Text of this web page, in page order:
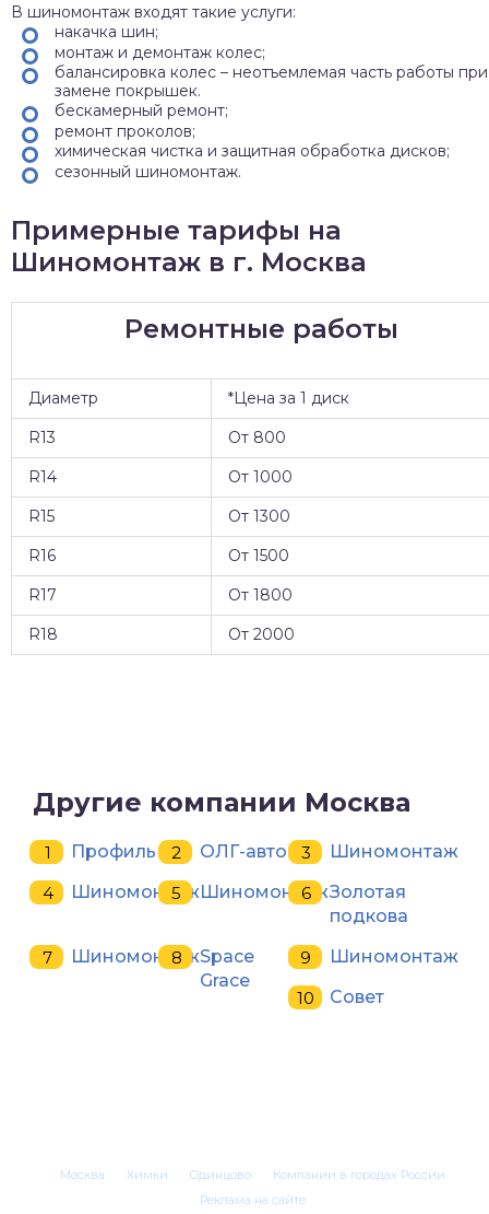
В шиномонтаж входят такие услуги:
накачка шин;
монтаж и демонтаж колес;
балансировка колес – неотъемлемая часть работы при
замене покрышек.
бескамерный ремонт;
ремонт проколов;
химическая чистка и защитная обработка дисков;
сезонный шиномонтаж.
Примерные тарифы на
Шиномонтаж в г. Москва
Ремонтные работы
Диаметр
*Цена за 1 диск
R13
От 800
R14
От 1000
R15
От 1300
R16
От 1500
R17
От 1800
R18
От 2000
Другие компании Москва
Профиль ОЛГ-авто
Шиномонтаж
ШиномонтажШиномонтажЗолотая
подкова
ШиномонтажSpace
Grace
Шиномонтаж
Совет
Москва Химки Одинцово
Компании в городах России
Реклама на сайте